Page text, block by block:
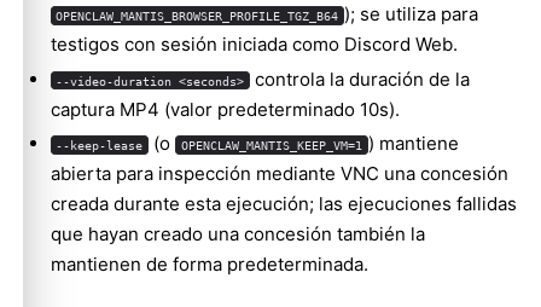
OPENCLAW_MANTIS_BROWSER_PROFILE_TGZ_B64 ); se utiliza para
testigos con sesión iniciada como Discord Web.
--video-duration <seconds>
controla la duración de la
captura MP4 (valor predeterminado 10s).
--keep-lease (o OPENCLAW_MANTIS_KEEP_VM=1 ) mantiene
abierta para inspección mediante VNC una concesión
creada durante esta ejecución; las ejecuciones fallidas
que hayan creado una concesión también la
mantienen de forma predeterminada.